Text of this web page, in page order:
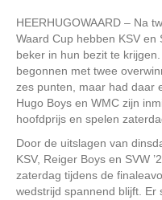
HEERHUGOWAARD – Na
Waard Cup hebben KSV en
beker in hun bezit te
begonnen met twee
zes punten, maar had daar
Hugo Boys en WMC zijn
hoofdprijs en spelen
Door de uitslagen van
KSV, Reiger Boys en SVW
zaterdag tijdens de
wedstrijd spannend blijft.